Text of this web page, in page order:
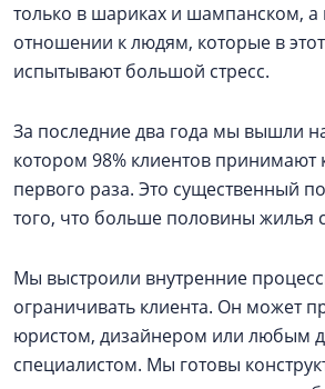
только в шариках и шампанском,
отношении к людям, которые в
испытывают большой стресс.
За последние два года мы вышли
котором 98% клиентов принимают
первого раза. Это существенный
того, что больше половины жилья
Мы выстроили внутренние
ограничивать клиента. Он может
юристом, дизайнером или любым
специалистом. Мы готовы